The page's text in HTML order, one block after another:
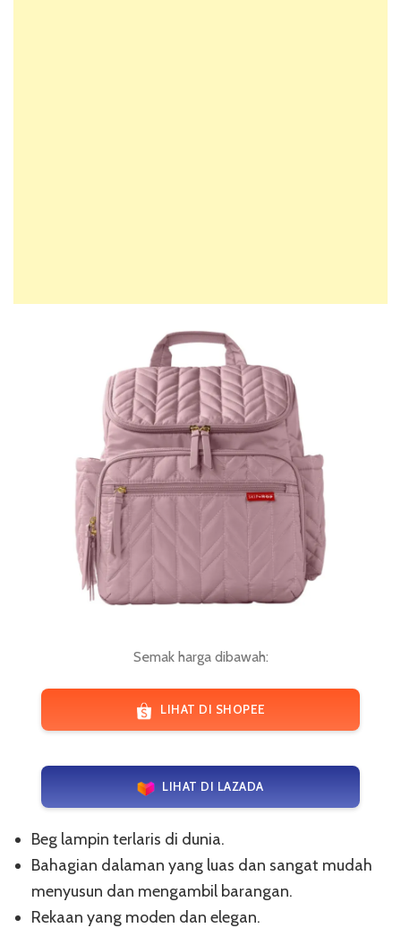
Semak harga dibawah:
LIHAT DI SHOPEE
LIHAT DI LAZADA
Beg lampin terlaris di dunia.
Bahagian dalaman yang luas dan sangat mudah
menyusun dan mengambil barangan.
Rekaan yang moden dan elegan.